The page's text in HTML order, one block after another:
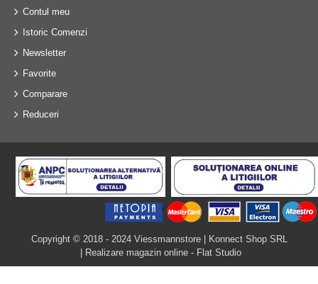
Contul meu
Istoric Comenzi
Newsletter
Favorite
Comparare
Reduceri
Copyright © 2018 - 2024 Viessmannstore | Konnect Shop SRL
| Realizare magazin online - Flat Studio